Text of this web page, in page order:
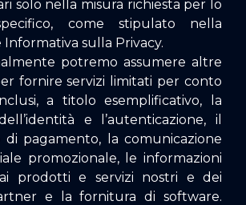
solo nella misura richiesta per lo
come stipulato nella
sulla Privacy.
potremo assumere altre
fornire servizi limitati per conto
a titolo esemplificativo, la
e l’autenticazione, il
di pagamento, la comunicazione
promozionale, le informazioni
prodotti e servizi nostri e dei
e la fornitura di software.